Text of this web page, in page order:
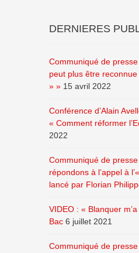
DERNIERES
Communiqué de
peut plus être reconnue
» » 15 avril 2022
Conférence d’Alain
« Comment réformer
2022
Communiqué de
répondons à l’appel à
lancé par Florian
VIDEO : « Blanquer
Bac 6 juillet 2021
Communiqué de